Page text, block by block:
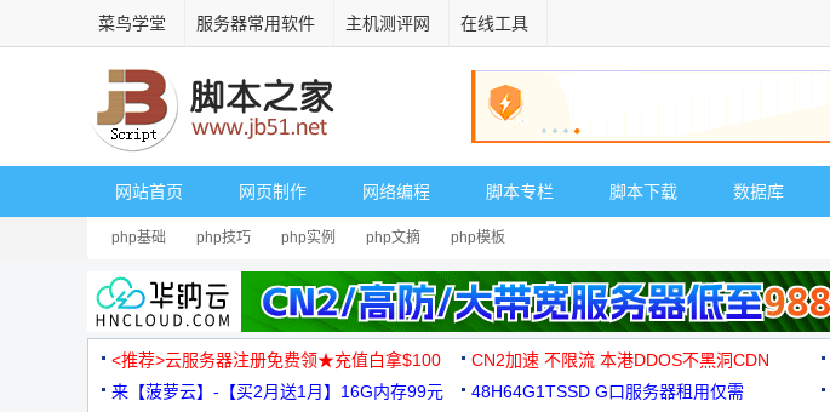
菜鸟学堂 服务器常用软件 主机测评网 在线工具
网站首页 网页制作 网络编程 脚本专栏 脚本下载 数据库
php基础 php技巧 php实例 php文摘 php模板
<推荐>云服务器注册免费领★充值白拿$100 CN2加速 不限流 本港DDOS不黑洞CDN
来【菠萝云】-【买2月送1月】16G内存99元
48H64G1TSSD G口服务器租用仅需